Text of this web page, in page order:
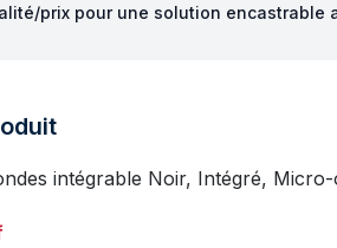
prix pour une solution encastrable
intégrable Noir, Intégré,